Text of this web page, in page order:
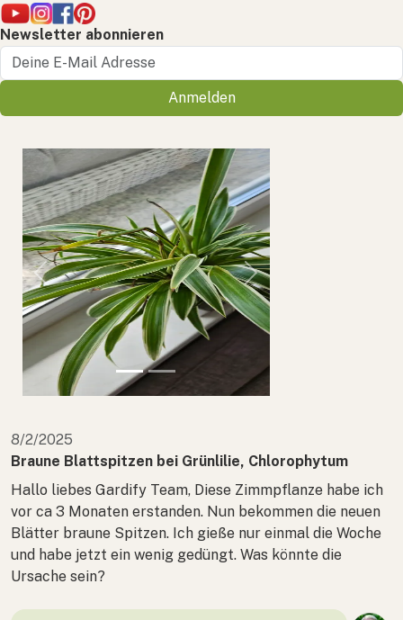
Newsletter abonnieren
Anmelden
Previous Next
8/2/2025
Braune Blattspitzen bei Grünlilie, Chlorophytum
Hallo liebes Gardify Team, Diese Zimmpflanze habe ich
vor ca 3 Monaten erstanden. Nun bekommen die neuen
Blätter braune Spitzen. Ich gieße nur einmal die Woche
und habe jetzt ein wenig gedüngt. Was könnte die
Ursache sein?